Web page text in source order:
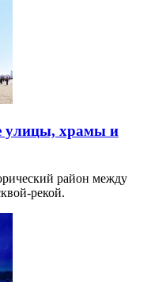
улицы, храмы и
район между
рекой.